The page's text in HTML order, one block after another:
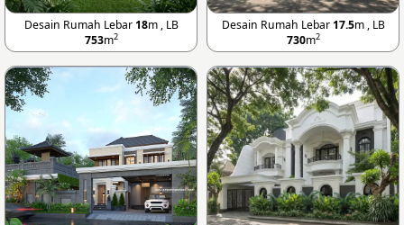
Desain Rumah Lebar 18m , LB
753m2
Desain Rumah Lebar 17.5m , LB
730m2